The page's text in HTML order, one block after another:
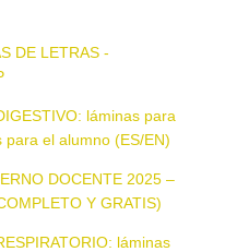
DE LETRAS -
láminas para
para el alumno (ES/EN)
DOCENTE 2025 –
Y GRATIS)
láminas